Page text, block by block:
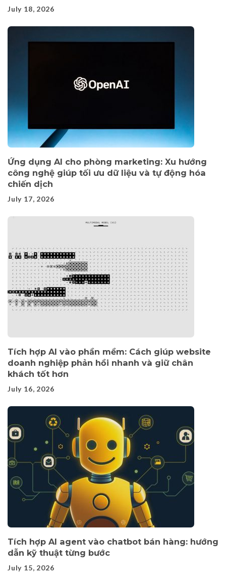
July 18, 2026
Ứng dụng AI cho phòng marketing: Xu hướng
công nghệ giúp tối ưu dữ liệu và tự động hóa
chiến dịch
July 17, 2026
Tích hợp AI vào phần mềm: Cách giúp website
doanh nghiệp phản hồi nhanh và giữ chân
khách tốt hơn
July 16, 2026
Tích hợp AI agent vào chatbot bán hàng: hướng
dẫn kỹ thuật từng bước
July 15, 2026